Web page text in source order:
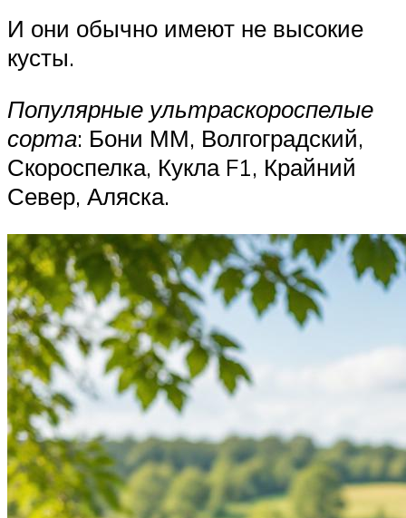
И они обычно имеют не высокие
кусты.
Популярные ультраскороспелые
сорта: Бони ММ, Волгоградский,
Скороспелка, Кукла F1, Крайний
Север, Аляска.